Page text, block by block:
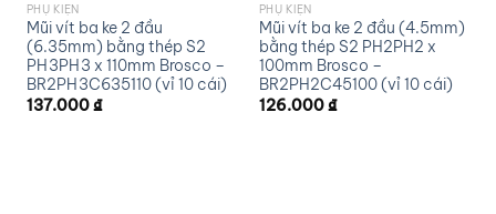
PHỤ KIỆN
Mũi vít ba ke 2 đầu
(6.35mm) bằng thép S2
PH3PH3 x 110mm Brosco –
BR2PH3C635110 (vỉ 10 cái)
137.000₫
PHỤ KIỆN
Mũi vít ba ke 2 đầu (4.5mm)
bằng thép S2 PH2PH2 x
100mm Brosco –
BR2PH2C45100 (vỉ 10 cái)
126.000₫